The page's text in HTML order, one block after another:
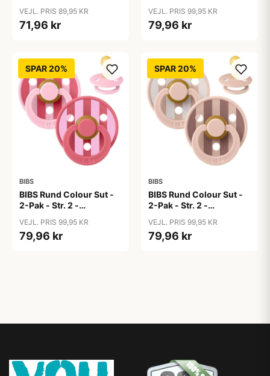
Black/White
VEJL. PRIS 89,95 KR
71,96 kr
Studio - Baby Blue/Dusty
Blue Mix
VEJL. PRIS 99,95 KR
79,96 kr
SPAR 20%
BIBS
BIBS Rund Colour Sut -
2-Pak - Str. 2 -
Studio - Baby Pink/Coral
Mix
VEJL. PRIS 99,95 KR
79,96 kr
SPAR 20%
BIBS
BIBS Rund Colour Sut -
2-Pak - Str. 2 -
Studio - Blush Mix
VEJL. PRIS 99,95 KR
79,96 kr